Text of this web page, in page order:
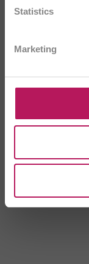
Statistics
Marketing